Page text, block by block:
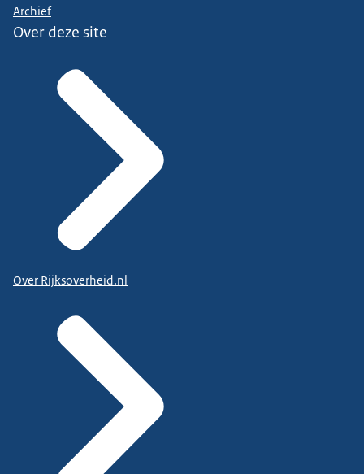
Archief
Over deze site
Over Rijksoverheid.nl